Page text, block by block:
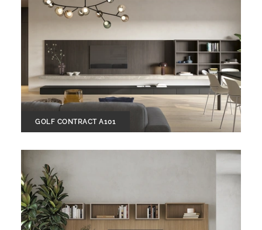
GOLF CONTRACT A101